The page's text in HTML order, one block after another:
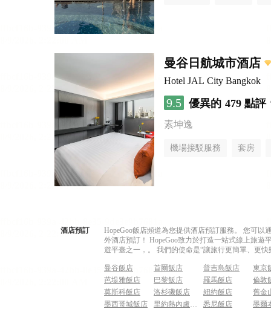
曼谷日航城市酒店
Hotel JAL City Bangkok
9.5 優異的 479 點評
素坤逸
機場接駁服務 套房
酒店預訂
HopeGoo飯店頻道為您提供酒店預訂服務。 您可
外酒店預訂！ HopeGoo致力於打造一站式線上旅
遊平臺之一，。 我們的使命是“讓旅行更簡單、更
曼谷飯店 首爾飯店 普吉島飯店
東京
芭堤雅飯店
巴黎飯店 羅馬飯店
倫敦
莫斯科飯店
洛杉磯飯店 紐約飯店
舊金
墨西哥城飯店
里約熱內盧飯店 悉尼飯店 墨爾